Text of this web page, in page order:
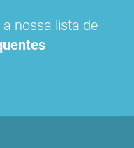
a nossa lista de